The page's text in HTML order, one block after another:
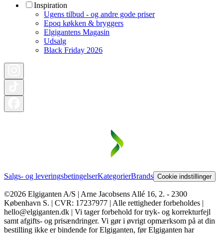
Inspiration
Ugens tilbud - og andre gode priser
Epoq køkken & bryggers
Elgigantens Magasin
Udsalg
Black Friday 2026
Salgs- og leveringsbetingelserKategorierBrands Cookie indstillinger
©2026 Elgiganten A/S | Arne Jacobsens Allé 16, 2. - 2300
København S. | CVR: 17237977 | Alle rettigheder forbeholdes |
hello@elgiganten.dk | Vi tager forbehold for tryk- og korrekturfejl
samt afgifts- og prisændringer. Vi gør i øvrigt opmærksom på at din
bestilling ikke er bindende for Elgiganten, før Elgiganten har